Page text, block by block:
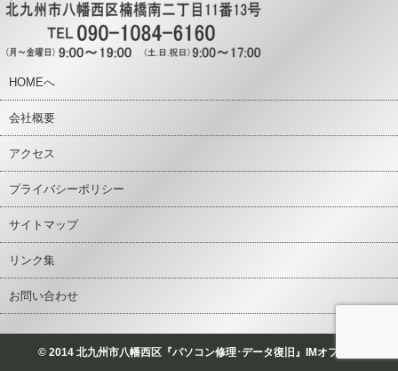
HOMEへ
会社概要
アクセス
プライバシーポリシー
サイトマップ
リンク集
お問い合わせ
© 2014 北九州市八幡西区『パソコン修理･データ復旧』IMオフィス